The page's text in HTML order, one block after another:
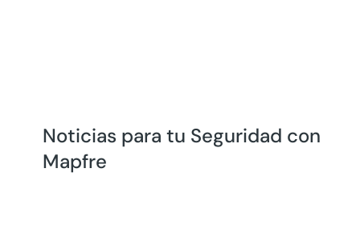
Noticias para tu Seguridad con
Mapfre